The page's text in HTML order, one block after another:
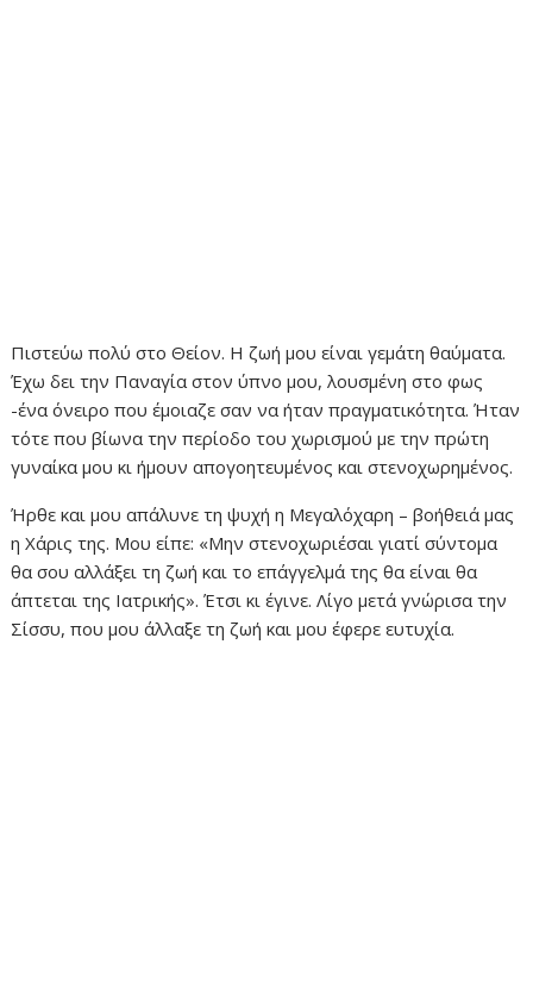
Πιστεύω πολύ στο Θείον. Η ζωή μου είναι γεμάτη θαύματα.
Έχω δει την Παναγία στον ύπνο μου, λουσμένη στο φως
-ένα όνειρο που έμοιαζε σαν να ήταν πραγματικότητα. Ήταν
τότε που βίωνα την περίοδο του χωρισμού με την πρώτη
γυναίκα μου κι ήμουν απογοητευμένος και στενοχωρημένος.
Ήρθε και μου απάλυνε τη ψυχή η Μεγαλόχαρη – βοήθειά μας
η Χάρις της. Μου είπε: «Μην στενοχωριέσαι γιατί σύντομα
θα σου αλλάξει τη ζωή και το επάγγελμά της θα είναι θα
άπτεται της Ιατρικής». Έτσι κι έγινε. Λίγο μετά γνώρισα την
Σίσσυ, που μου άλλαξε τη ζωή και μου έφερε ευτυχία.